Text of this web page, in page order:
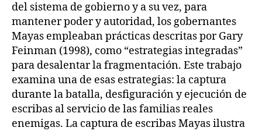
del sistema de gobierno y a su vez, para
mantener poder y autoridad, los gobernantes
Mayas empleaban prácticas descritas por Gary
Feinman (1998), como “estrategias integradas”
para desalentar la fragmentación. Este trabajo
examina una de esas estrategias: la captura
durante la batalla, desfiguración y ejecución de
escribas al servicio de las familias reales
enemigas. La captura de escribas Mayas ilustra